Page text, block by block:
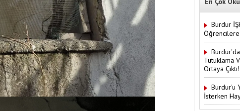
Burdur
Tutuklama
Ortaya Çıktı!
Burdur'u
İsterken